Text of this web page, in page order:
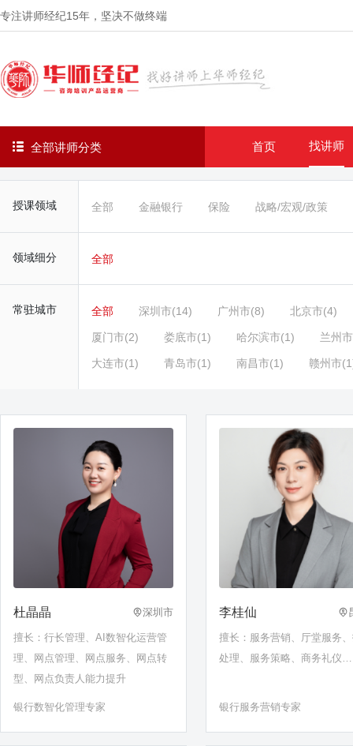
专注讲师经纪15年 ，坚决不做终端
全部讲师分类 首页 找讲师
授课领域 全部 金融银行 保险 战略/宏观/政策
领域细分 全部
常驻城市 全部 深圳市(14) 广州市(8) 北京市(4)
厦门市(2) 娄底市(1) 哈尔滨市(1) 兰州
大连市(1) 青岛市(1) 南昌市(1) 赣州市
杜晶晶 深圳市
擅长：行长管理、AI数智化运营管
理、网点管理、网点服务、网点转
型、网点负责人能力提升
银行数智化管理专家
李桂仙
擅长：服务营销、厅堂服务
处理、服务策略、商务礼仪
银行服务营销专家